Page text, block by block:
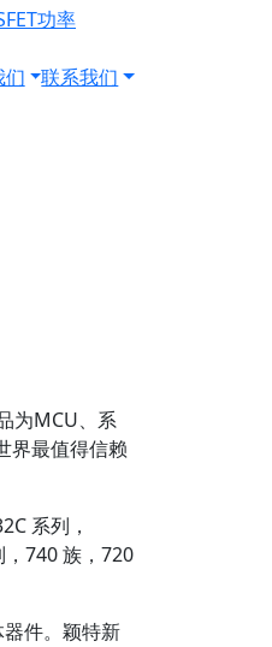
功率
们
联系我们
为MCU、系
界最值得信赖
系列，
740 族，720
器件。颖特新